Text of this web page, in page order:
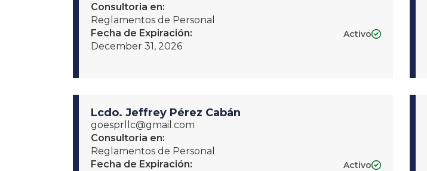
Consultoria en:
Reglamentos de Personal
Fecha de Expiración:
December 31, 2026
Activo
Lcdo. Jeffrey Pérez Cabán
goesprllc@gmail.com
Consultoria en:
Reglamentos de Personal
Fecha de Expiración:
Activo